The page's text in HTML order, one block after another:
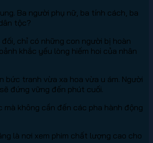
Ba người phụ nữ, ba tính cách, ba
tộc?
chỉ có những con người bị hoàn
khắc yếu lòng hiếm hoi của nhân
bức tranh vừa xa hoa vừa u ám. Người
đứng vững đến phút cuối.
không cần đến các pha hành động
là nơi xem phim chất lượng cao cho